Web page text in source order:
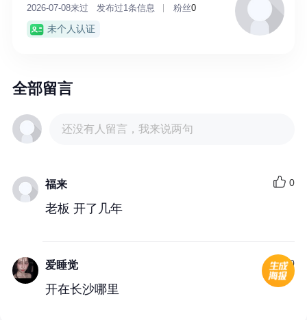
2026-07-08来过 发布过1条信息 粉丝0
未个人认证
全部留言
还没有人留言，我来说两句
福来 0
老板 开了几年
爱睡觉 0
开在长沙哪里